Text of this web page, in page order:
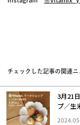
チェックした記事の関連ニ
3月21
プ／生
終了し